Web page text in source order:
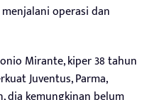
operasi dan
Mirante, kiper 38 tahun
Juventus, Parma,